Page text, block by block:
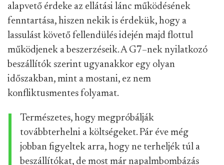
alapvető érdeke az ellátási lánc működésének
fenntartása, hiszen nekik is érdekük, hogy a
lassulást követő fellendülés idején majd flottul
működjenek a beszerzéseik. A G7–nek nyilatkozó
beszállítók szerint ugyanakkor egy olyan
időszakban, mint a mostani, ez nem
konfliktusmentes folyamat.
Természetes, hogy megpróbálják
továbbterhelni a költségeket. Pár éve még
jobban figyeltek arra, hogy ne terheljék túl a
beszállítókat, de most már napalmbombázás